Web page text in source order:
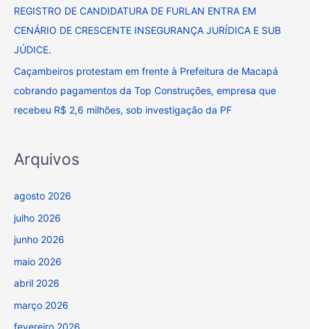
r
:
REGISTRO DE CANDIDATURA DE FURLAN ENTRA EM
CENÁRIO DE CRESCENTE INSEGURANÇA JURÍDICA E SUB
JÚDICE.
Caçambeiros protestam em frente à Prefeitura de Macapá
cobrando pagamentos da Top Construções, empresa que
recebeu R$ 2,6 milhões, sob investigação da PF
Arquivos
agosto 2026
julho 2026
junho 2026
maio 2026
abril 2026
março 2026